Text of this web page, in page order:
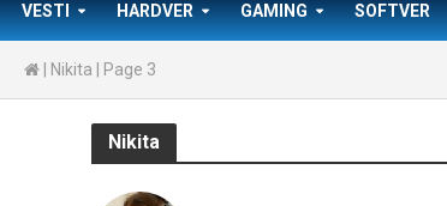
VESTI HARDVER GAMING SOFTVER
Nikita Page 3
Nikita